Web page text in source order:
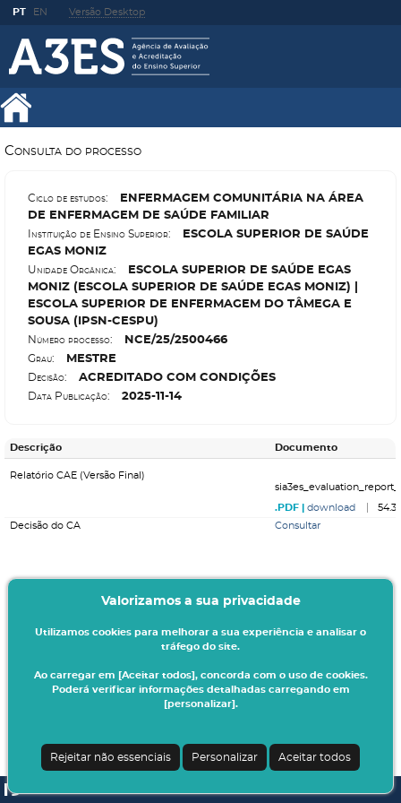
PT EN Versão Desktop
Consulta do processo
Ciclo de estudos: E NFERMAGEM COMUNITÁRIA NA ÁREA
DE ENFERMAGEM DE SAÚDE FAMILIAR
Instituição de Ensino Superior: ESCOLA SUPERIOR DE SAÚDE
EGAS MONIZ
Unidade Orgânica: ESCOLA SUPERIOR DE SAÚDE EGAS
MONIZ (ESCOLA SUPERIOR DE SAÚDE EGAS MONIZ) |
ESCOLA SUPERIOR DE ENFERMAGEM DO TÂMEGA E
SOUSA (IPSN-CESPU)
Número processo: N CE/25/2500466
Grau: M ESTRE
Decisão: ACREDITADO COM CONDIÇÕES
Data Publicação: 2025-11-14
Descrição Documento
Relatório CAE (Versão Final)
download
54.3
Decisão do CA
Consultar
Valorizamos a sua privacidade
Utilizamos cookies para melhorar a sua experiência e analisar o
tráfego do site.
Ao carregar em [Aceitar todos], concorda com o uso de cookies.
Poderá verificar informações detalhadas carregando em
[personalizar].
Rejeitar não essenciais Personalizar Aceitar todos